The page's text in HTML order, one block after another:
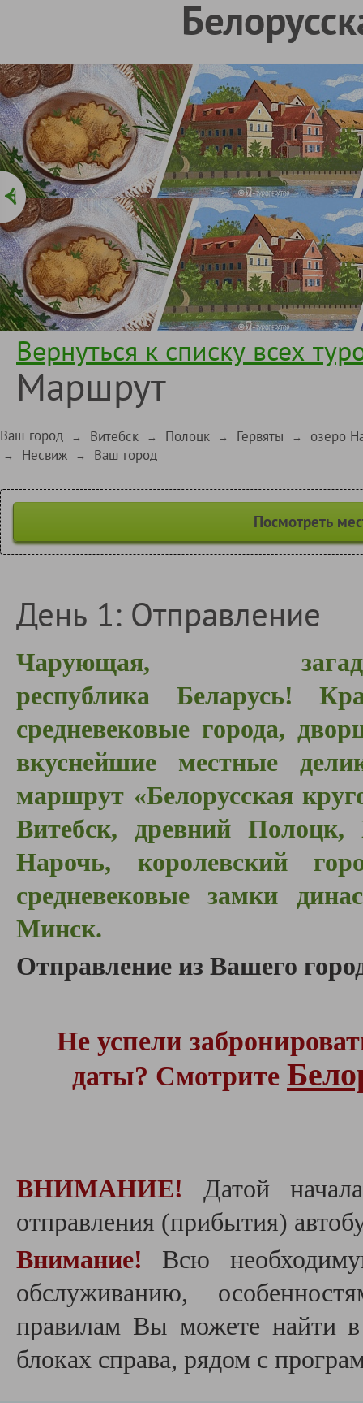
Вернуться к списку всех
Маршрут
Ваш город → Витебск → Полоцк → Гервяты → озеро
→ Несвиж → Ваш город
Посмотреть
День 1: Отправление
Чарующая,
республика Беларусь!
средневековые города,
вкуснейшие местные
маршрут «Белорусская
Витебск, древний Полоцк,
Нарочь, королевский
средневековые замки
Минск.
Отправление из Вашего
Не успели
даты? Смотрите
ВНИМАНИЕ!
Датой
отправления (прибытия)
Внимание!
Всю
обслуживанию,
правилам Вы можете найти
блоках справа, рядом с